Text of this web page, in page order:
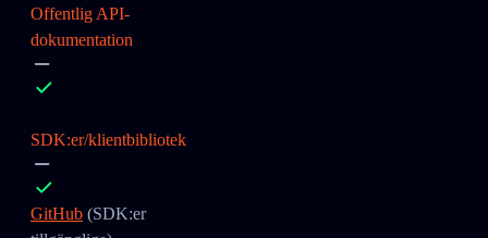
Offentlig API-
dokumentation
SDK:er/klientbibliotek
GitHub (SDK:er